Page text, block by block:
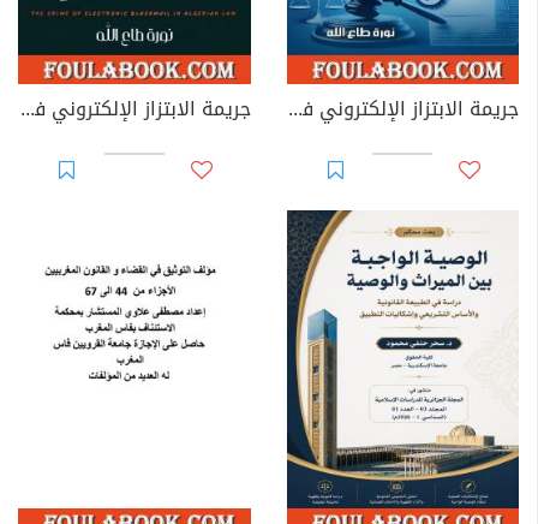
جريمة الابتزاز الإلكتروني في القوانين العربية جريمة الابتزاز الإلكتروني في القانون الجزائري